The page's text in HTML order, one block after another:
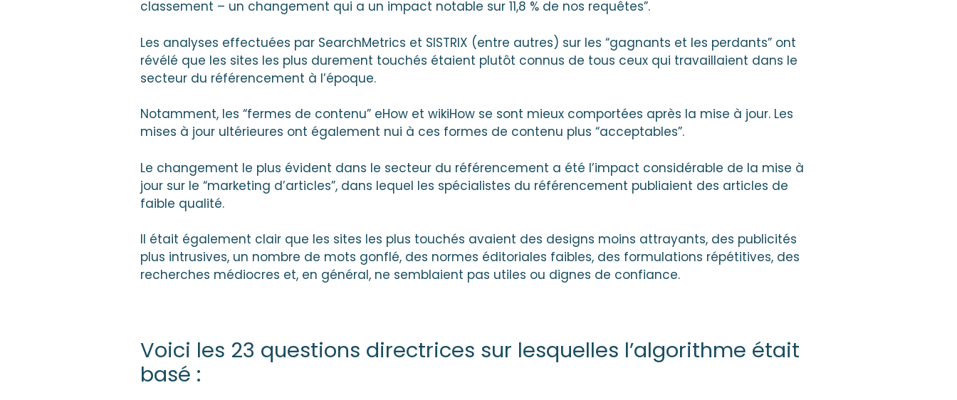
classement – un changement qui a un impact notable sur 11,8 % de nos requêtes”.
Les analyses effectuées par SearchMetrics et SISTRIX (entre autres) sur les “gagnants et les perdants” ont
révélé que les sites les plus durement touchés étaient plutôt connus de tous ceux qui travaillaient dans le
secteur du référencement à l’époque.
Notamment, les “fermes de contenu” eHow et wikiHow se sont mieux comportées après la mise à jour. Les
mises à jour ultérieures ont également nui à ces formes de contenu plus “acceptables”.
Le changement le plus évident dans le secteur du référencement a été l’impact considérable de la mise à
jour sur le “marketing d’articles”, dans lequel les spécialistes du référencement publiaient des articles de
faible qualité.
Il était également clair que les sites les plus touchés avaient des designs moins attrayants, des publicités
plus intrusives, un nombre de mots gonflé, des normes éditoriales faibles, des formulations répétitives, des
recherches médiocres et, en général, ne semblaient pas utiles ou dignes de confiance.
Voici les 23 questions directrices sur lesquelles l’algorithme était
basé :